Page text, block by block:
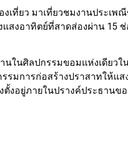
ที่ยว มาเที่ยวชมงานประเพ
งอาทิตย์ที่สาดส่องผ่าน 15 ช่
นในศิลปกรรมขอมแห่งเดียว
มการก่อสร้างปราสาทให้แส
งอยู่ภายในปรางค์ประธานข